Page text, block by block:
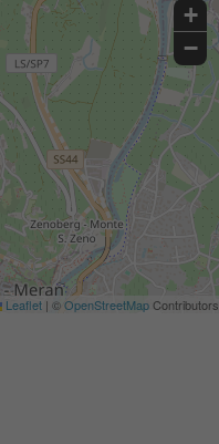
+
−
Leaflet | ©OpenStreetMapContributors